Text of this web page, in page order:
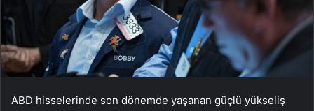
ABD hisselerinde son dönemde yaşanan güçlü yükseliş